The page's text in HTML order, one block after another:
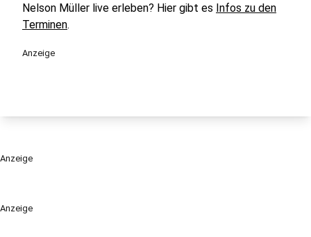
Anzeige
Nelson Müller live erleben? Hier gibt es Infos zu den
Terminen.
Anzeige
Anzeige